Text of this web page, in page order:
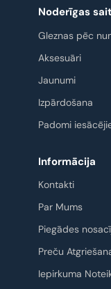
Noderīgas
Gleznas pēc
Aksesuāri
Jaunumi
Izpārdošana
Padomi
Informācija
Kontakti
Par Mums
Piegādes
Preču
Iepirkuma